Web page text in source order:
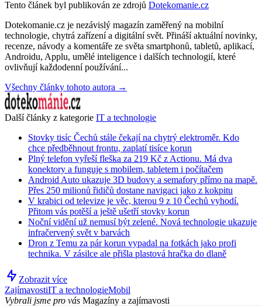
Tento článek byl publikován ze zdrojů Dotekomanie.cz
Dotekomanie.cz je nezávislý magazín zaměřený na mobilní
technologie, chytrá zařízení a digitální svět. Přináší aktuální novinky,
recenze, návody a komentáře ze světa smartphonů, tabletů, aplikací,
Androidu, Applu, umělé inteligence i dalších technologií, které
ovlivňují každodenní používání...
Všechny články tohoto autora →
Další články z kategorie IT a technologie
Stovky tisíc Čechů stále čekají na chytrý elektroměr. Kdo
chce předběhnout frontu, zaplatí tisíce korun
Plný telefon vyřeší fleška za 219 Kč z Actionu. Má dva
konektory a funguje s mobilem, tabletem i počítačem
Android Auto ukazuje 3D budovy a semafory přímo na mapě.
Přes 250 milionů řidičů dostane navigaci jako z kokpitu
V krabici od televize je věc, kterou 9 z 10 Čechů vyhodí.
Přitom vás potěší a ještě ušetří stovky korun
Noční vidění už nemusí být zelené. Nová technologie ukazuje
infračervený svět v barvách
Dron z Temu za pár korun vypadal na fotkách jako profi
technika. V zásilce ale přišla plastová hračka do dlaně
Zobrazit více
ZajímavostiIT a technologieMobil
Vybrali jsme pro vás Magazíny a zajímavosti